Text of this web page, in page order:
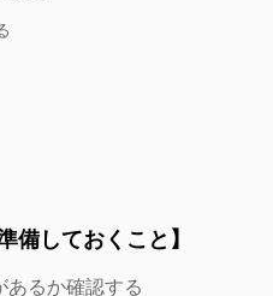
備しておくこと】
あるか確認する